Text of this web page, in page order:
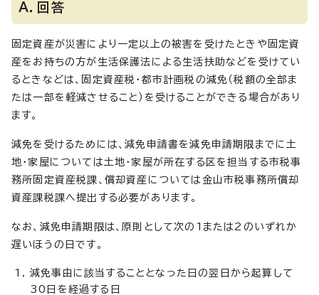
A．回答
固定資産が災害により一定以上の被害を受けたときや固定資
産をお持ちの方が生活保護法による生活扶助などを受けてい
るときなどは、固定資産税・都市計画税の減免（税額の全部ま
たは一部を軽減させること）を受けることができる場合があり
ます。
減免を受けるためには、減免申請書を減免申請期限までに土
地・家屋については土地・家屋が所在する区を担当する市税事
務所固定資産税課、償却資産については金山市税事務所償却
資産課税課へ提出する必要があります。
なお、減免申請期限は、原則として次の1または2のいずれか
遅いほうの日です。
減免事由に該当することとなった日の翌日から起算して
30日を経過する日